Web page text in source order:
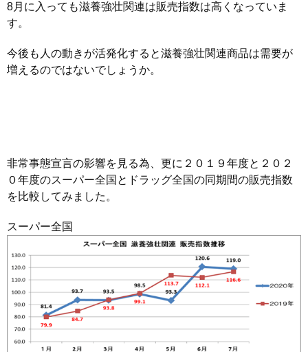
8月に入っても滋養強壮関連は販売指数は高くなっていま
す。
今後も人の動きが活発化すると滋養強壮関連商品は需要が
増えるのではないでしょうか。
非常事態宣言の影響を見る為、更に２０１９年度と２０２
０年度のスーパー全国とドラッグ全国の同期間の販売指数
を比較してみました。
スーパー全国